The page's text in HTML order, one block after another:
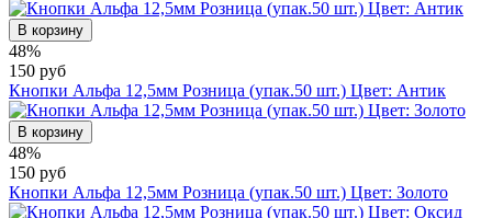
В корзину
48%
150 руб
Кнопки Альфа 12,5мм Розница (упак.50 шт.) Цвет: Антик
В корзину
48%
150 руб
Кнопки Альфа 12,5мм Розница (упак.50 шт.) Цвет: Золото